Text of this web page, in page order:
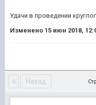
Удачи в проведении
Изменено 15 июн 2018,
Назад